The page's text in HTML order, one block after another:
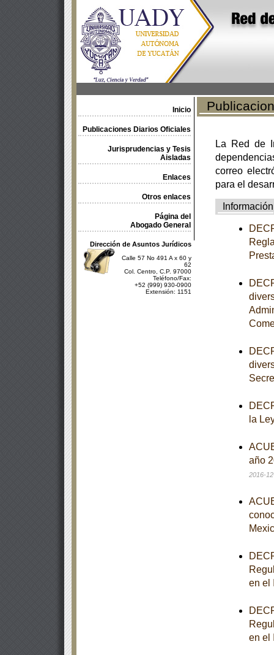
Inicio
Publicaciones Diarios Oficiales
Jurisprudencias y Tesis
Aisladas
Enlaces
Otros enlaces
Página del
Abogado General
Dirección de Asuntos Jurídicos
Calle 57 No 491 A x 60 y
62
Col. Centro, C.P. 97000
Teléfono/Fax:
+52 (999) 930-0900
Extensión: 1151
La Red de
correo
para el
Información
la
año
2016-
en el
en el